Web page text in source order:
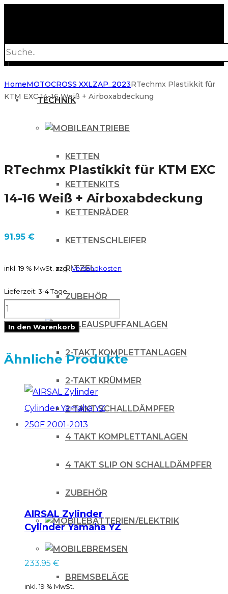
search
TECHNIK
ANTRIEBE
KETTEN
KETTENKITS
KETTENRÄDER
KETTENSCHLEIFER
RITZEL
ZUBEHÖR
AUSPUFFANLAGEN
2-TAKT KOMPLETTANLAGEN
2-TAKT KRÜMMER
2-TAKT SCHALLDÄMPFER
4 TAKT KOMPLETTANLAGEN
4 TAKT SLIP ON SCHALLDÄMPFER
ZUBEHÖR
BATTERIEN/ELEKTRIK
BREMSEN
BREMSBELÄGE
HomeMOTOCROSS XXLZAP_2023RTechmx Plastikkit für
KTM EXC 14-16 Weiß + Airboxabdeckung
RTechmx Plastikkit für KTM EXC
14-16 Weiß + Airboxabdeckung
91.95 €
inkl. 19 % MwSt. zzgl.Versandkosten
Lieferzeit: 3-4 Tage
RTechmx
Plastikkit
KTM
Weiß
In den Warenkorb
Ähnliche Produkte
AIRSAL Zylinder
Cylinder Yamaha YZ
250F 2001-2013
233.95 €
inkl. 19 % MwSt.